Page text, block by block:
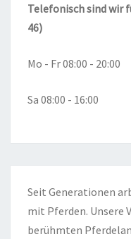
Telefonisch sind wir
46)
Mo - Fr 08:00 - 20:00
Sa 08:00 - 16:00
Seit Generationen
mit Pferden. Unsere
berühmten